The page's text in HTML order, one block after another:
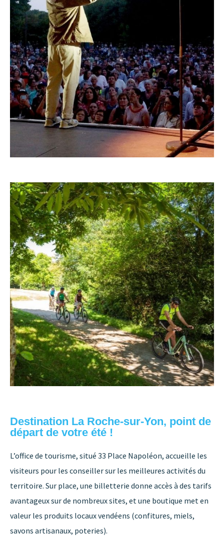
Destination La Roche-sur-Yon, point de
départ de votre été !
L’office de tourisme, situé 33 Place Napoléon, accueille les
visiteurs pour les conseiller sur les meilleures activités du
territoire. Sur place, une billetterie donne accès à des tarifs
avantageux sur de nombreux sites, et une boutique met en
valeur les produits locaux vendéens (confitures, miels,
savons artisanaux, poteries).